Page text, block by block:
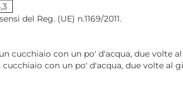
del Reg. (UE) n.1169/2011.
cucchiaio con un po' d'acqua, due volte
con un po' d'acqua, due volte al